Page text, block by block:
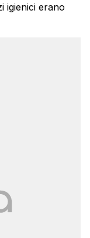
igienici erano